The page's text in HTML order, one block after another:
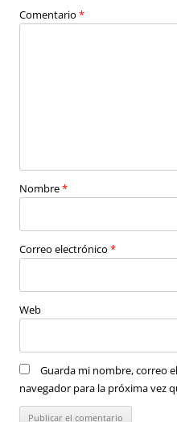
Comentario *
Nombre*
Correo electrónico *
Web
Guarda mi nombre, correo
navegador para la próxima vez